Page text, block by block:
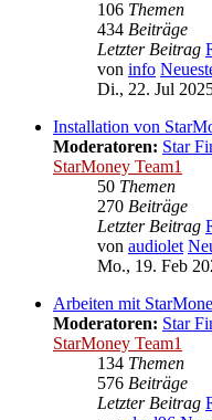
106 Themen
434 Beiträge
Letzter Beitrag
von info
Di., 22. Jul
Installation von
Moderatoren: Star
StarMoney Team1
50 Themen
270 Beiträge
Letzter Beitrag
von audiolet
Mo., 19. Feb
Arbeiten mit
Moderatoren: Star
StarMoney Team1
134 Themen
576 Beiträge
Letzter Beitrag